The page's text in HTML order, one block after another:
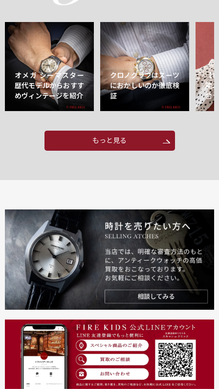
オメガ シーマスター
歴代モデルからおすす
めヴィンテージを紹介
クロノグラフはスーツ
におかしいのか徹底検
証
【
能
合
もっと見る